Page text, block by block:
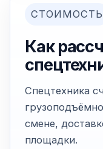
СТОИМОСТЬ
Как
Спецтехника
смене,
площадки.